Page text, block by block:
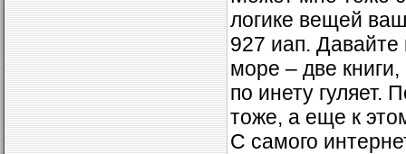
логике вещей
927 иап.
море – две
по инету
тоже, а еще к
С самого